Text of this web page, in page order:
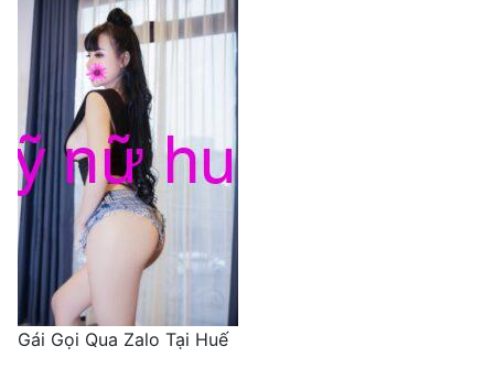
Gái Gọi Qua Zalo Tại Huế